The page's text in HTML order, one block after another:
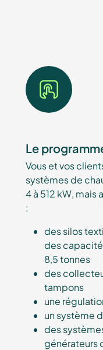
Le
Vous et vos
systèmes de
4 à 512 kW,
:
des silos
des
8,5 tonnes
des
tampons
une
un système
des
générateurs